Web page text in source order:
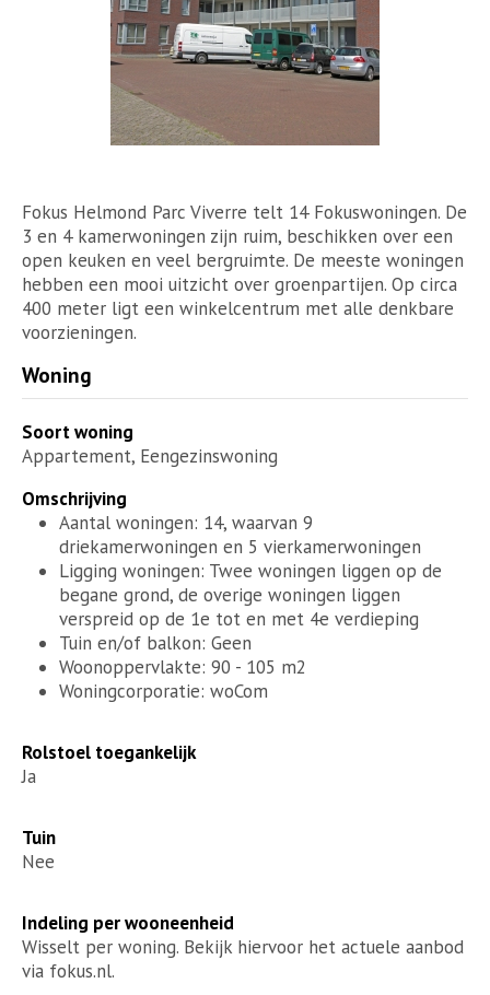
Fokus Helmond Parc Viverre telt 14 Fokuswoningen. De
3 en 4 kamerwoningen zijn ruim, beschikken over een
open keuken en veel bergruimte. De meeste woningen
hebben een mooi uitzicht over groenpartijen. Op circa
400 meter ligt een winkelcentrum met alle denkbare
voorzieningen.
Woning
Soort woning
Appartement, Eengezinswoning
Omschrijving
Aantal woningen: 14, waarvan 9
driekamerwoningen en 5 vierkamerwoningen
Ligging woningen: Twee woningen liggen op de
begane grond, de overige woningen liggen
verspreid op de 1e tot en met 4e verdieping
Tuin en/of balkon: Geen
Woonoppervlakte: 90 - 105 m2
Woningcorporatie: woCom
Rolstoel toegankelijk
Ja
Tuin
Nee
Indeling per wooneenheid
Wisselt per woning. Bekijk hiervoor het actuele aanbod
via fokus.nl.